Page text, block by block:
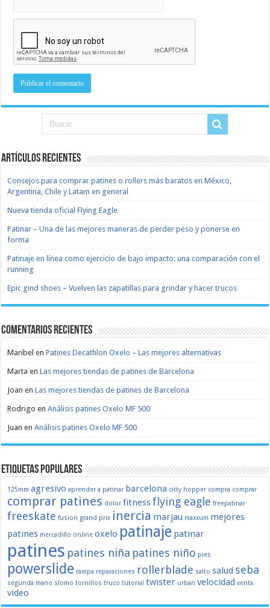
Artículos recientes
Consejos para comprar patines o rollers más baratos en México,
Argentina, Chile y Latam en general
Nueva tienda oficial Flying Eagle
Patinar – Una de las mejores maneras de perder peso y ponerse en
forma
Patinaje en línea como ejercicio de bajo impacto: una comparación con el
running
Epic gind shoes – Vuelven las zapatillas para grindar y hacer trucos
Comentarios recientes
Maribel enPatines Decathlon Oxelo – Las mejores alternativas
Marta enLas mejores tiendas de patines de Barcelona
Joan enLas mejores tiendas de patines de Barcelona
Rodrigo enAnálisis patines Oxelo MF 500
Juan enAnálisis patines Oxelo MF 500
Etiquetas populares
125mm agresivo aprender a patinar barcelona citty hopper compra comprar
comprar patines dolor fitnessflying eagle freepatinar
freeskate fusion grand prix inercia marjau maxxum mejores
patines mercadillo online oxelo patinaje patinar
patines patines niña patines niño pies
powerslide rampa reparaciones rollerblade salto salud seba
segunda mano slomo tornillos truco tutorial twister urban velocidad venta
video